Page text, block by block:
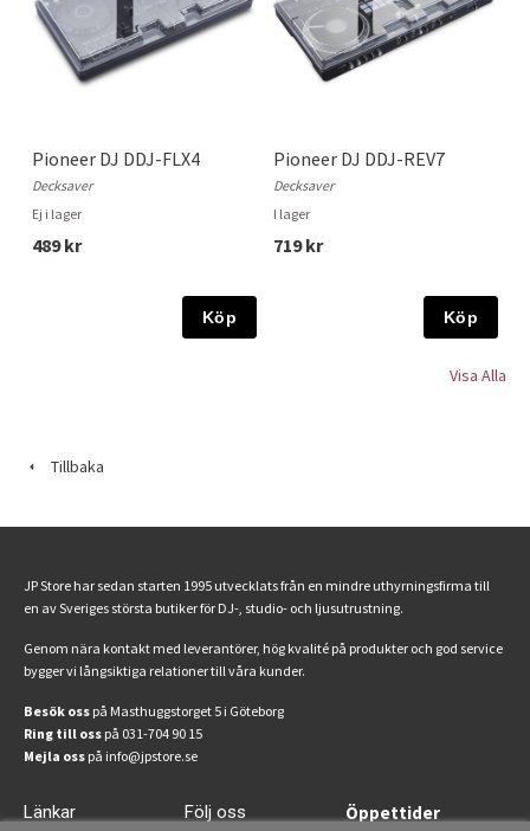
Pioneer DJ DDJ-FLX4
Decksaver
Ej i lager
489 kr
Köp
Pioneer DJ DDJ-REV7
Decksaver
I lager
719 kr
Köp
Visa Alla
Tillbaka
JP Store har sedan starten 1995 utvecklats från en mindre uthyrningsfirma till
en av Sveriges största butiker för DJ-, studio- och ljusutrustning.
Genom nära kontakt med leverantörer, hög kvalité på produkter och god service
bygger vi långsiktiga relationer till våra kunder.
Besök oss på Masthuggstorget 5 i Göteborg
Ring till oss på 031-704 90 15
Mejla oss på info@jpstore.se
Länkar Följ oss Öppettider